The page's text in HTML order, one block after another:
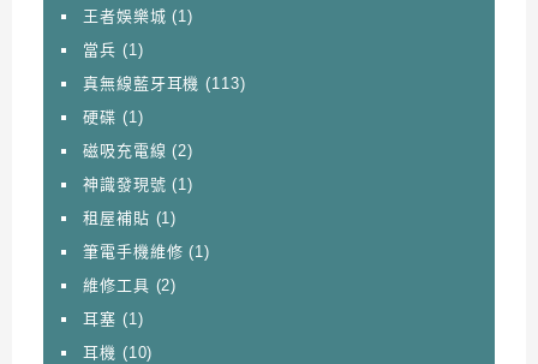
王者娛樂城 (1)
當兵 (1)
真無線藍牙耳機 (113)
硬碟 (1)
磁吸充電線 (2)
神識發現號 (1)
租屋補貼 (1)
筆電手機維修 (1)
維修工具 (2)
耳塞 (1)
耳機 (10)